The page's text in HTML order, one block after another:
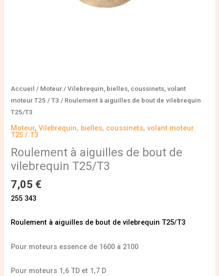
Accueil / Moteur /Vilebrequin, bielles, coussinets, volant
moteur T25 / T3 / Roulement à aiguilles de bout de vilebrequin
T25/T3
Moteur,Vilebrequin, bielles, coussinets, volant moteur
T25 / T3
Roulement à aiguilles de bout de
vilebrequin T25/T3
7,05 €
255 343
Roulement à aiguilles de bout de vilebrequin T25/T3
Pour moteurs essence de 1600 à 2100
Pour moteurs 1,6 TD et 1,7 D